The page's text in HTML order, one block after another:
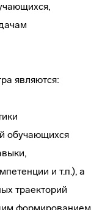
являются:
обучающихся
и т.п.), а
траекторий